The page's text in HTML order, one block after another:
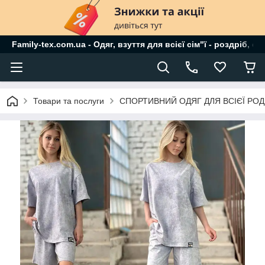
Family-tex.com.ua - Одяг, взуття для всієї сім"ї - роздріб,
Товари та послуги СПОРТИВНИЙ ОДЯГ ДЛЯ ВСІЄЇ